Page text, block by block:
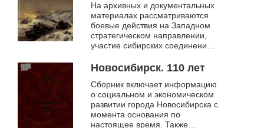
На архивных и документальных
материалах рассматриваются
боевые действия на Западном
стратегическом направлении,
участие сибирских соединений
Отечественной войны
Новосибирск. 110 лет
Сборник включает информацию
о социальном и экономическом
развитии города Новосибирска с
момента основания по
настоящее время. Также